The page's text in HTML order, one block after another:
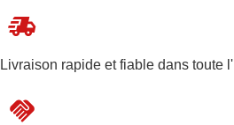
Livraison rapide et fiable dans toute